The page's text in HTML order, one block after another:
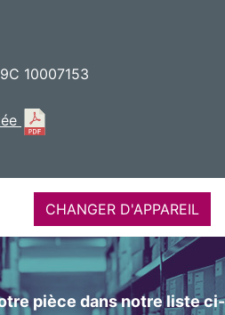
10007153
CHANGER D'APPAREIL
pièce dans notre liste ci-